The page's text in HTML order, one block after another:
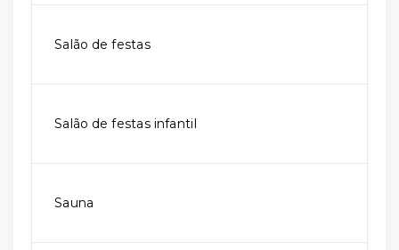
Salão de festas
Salão de festas infantil
Sauna